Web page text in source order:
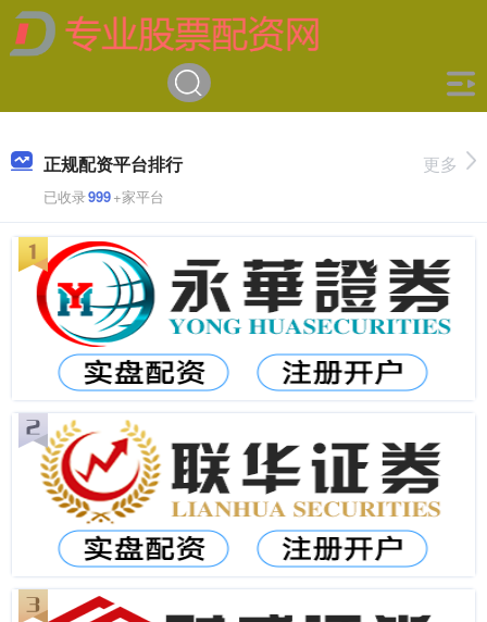
正规配资平台排行
已收录999+家平台
更多